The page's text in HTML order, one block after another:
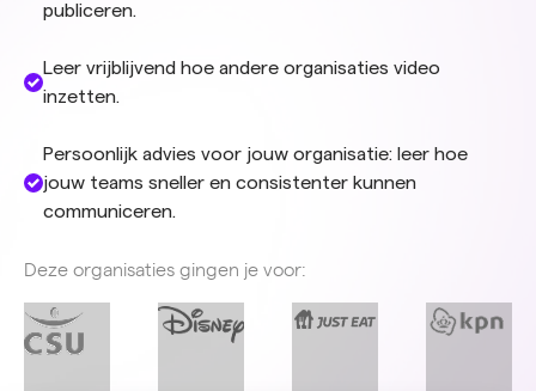
publiceren.
Leer vrijblijvend hoe andere organisaties video
inzetten.
Persoonlijk advies voor jouw organisatie: leer hoe
jouw teams sneller en consistenter kunnen
communiceren.
Deze organisaties gingen je voor: